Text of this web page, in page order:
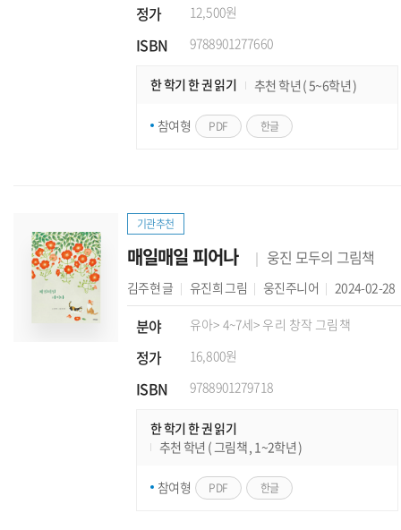
정가 12,500원
ISBN 9788901277660
한 학기 한 권 읽기 추천 학년 ( 5~6학년 )
참여형 PDF 한글
기관추천
매일매일 피어나 웅진 모두의 그림책
김주현 글 유진희그림 웅진주니어 2024-02-28
분야 유아> 4~7세> 우리 창작 그림책
정가 16,800원
ISBN 9788901279718
한 학기 한 권 읽기
추천 학년 ( 그림책 , 1~2학년 )
참여형 PDF 한글